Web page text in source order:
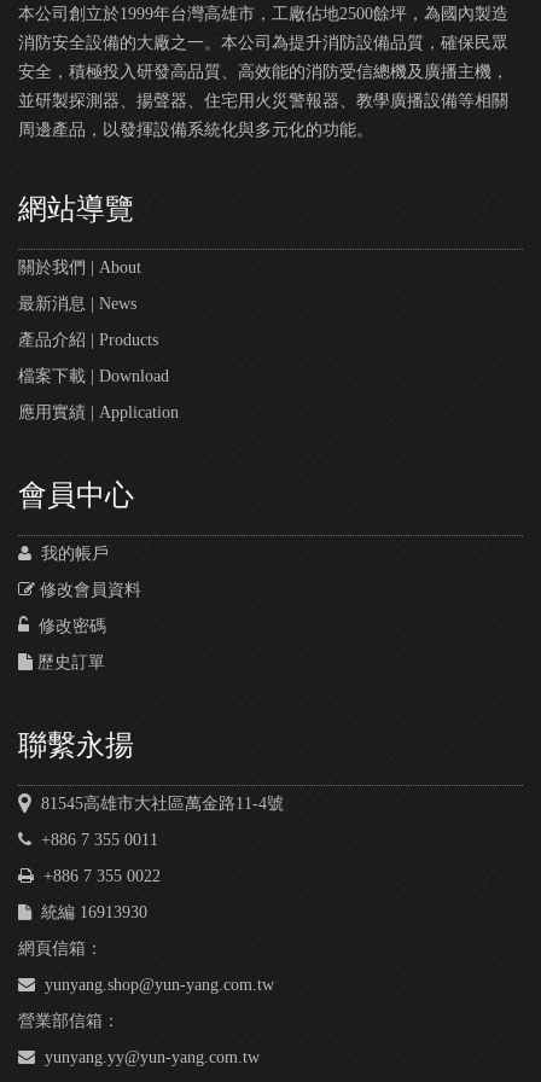
本公司創立於1999年台灣高雄市，工廠佔地2500餘坪，為國內製造
消防安全設備的大廠之一。本公司為提升消防設備品質，確保民眾
安全，積極投入研發高品質、高效能的消防受信總機及廣播主機，
並研製探測器、揚聲器、住宅用火災警報器、教學廣播設備等相關
周邊產品，以發揮設備系統化與多元化的功能。
網站導覽
關於我們 | About
最新消息 | News
產品介紹 | Products
檔案下載 | Download
應用實績 | Application
會員中心
我的帳戶
修改會員資料
修改密碼
歷史訂單
聯繫永揚
81545高雄市大社區萬金路11-4號
+886 7 355 0011
+886 7 355 0022
統編 16913930
網頁信箱：
yunyang.shop@yun-yang.com.tw
營業部信箱：
yunyang.yy@yun-yang.com.tw